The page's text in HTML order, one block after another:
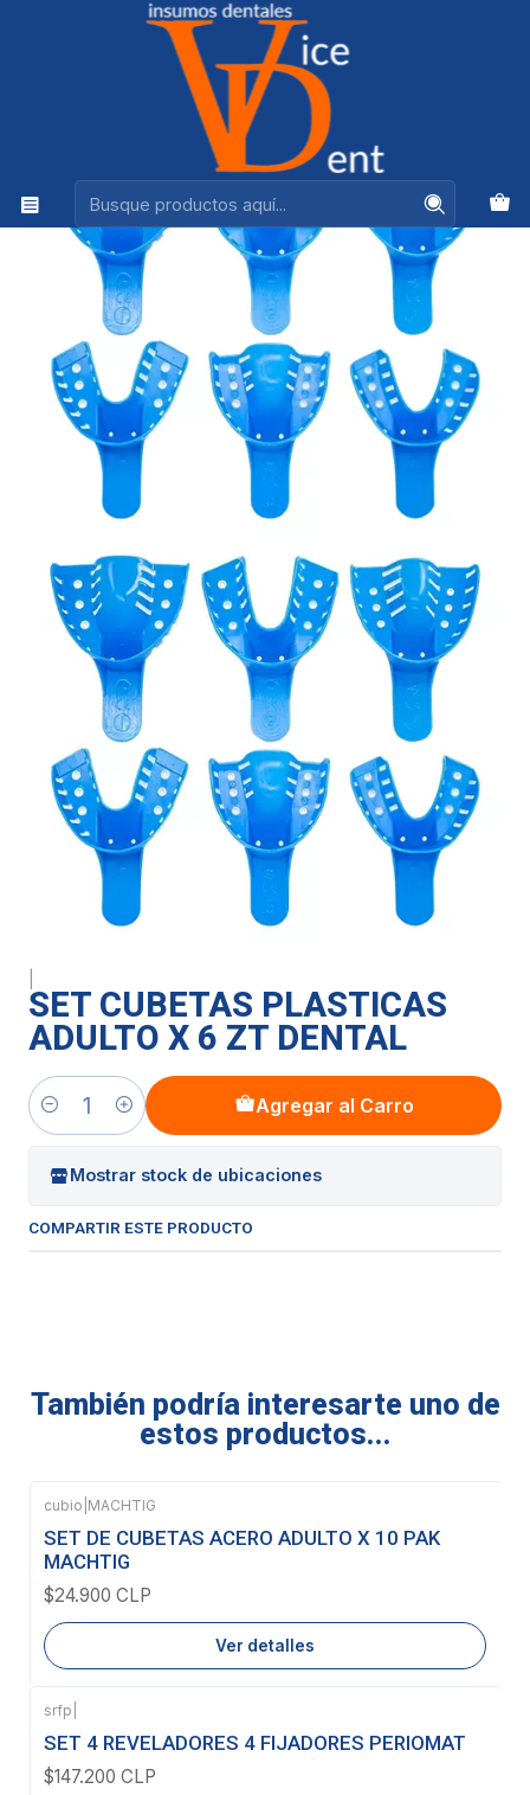
Ventas +56944575313
INSTRUMENTAL
SET CUBETAS PLASTICAS ADULTO X 6 ZT DENTAL
SET CUBETAS PLASTICAS
ADULTO X 6 ZT DENTAL
Cantidad
Agregar al Carro
Mostrar stock de ubicaciones
COMPARTIR ESTE PRODUCTO
También podría interesarte uno de
estos productos...
Agotado
cubio MACHTIG
SET DE CUBETAS ACERO ADULTO X 10 PAK
MACHTIG
$24.900 CLP
Ver detalles
Agotado
srfp
SET 4 REVELADORES 4 FIJADORES PERIOMAT
$147.200 CLP